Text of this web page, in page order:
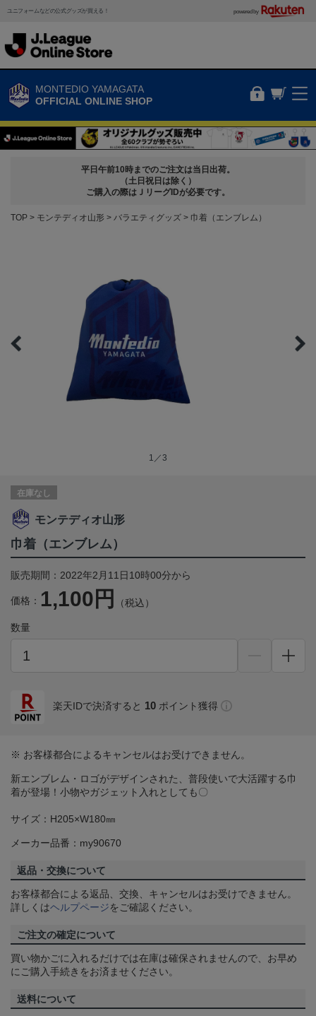
ユニフォームなどの公式グッズが買える！ powered by
MONTEDIO YAMAGATA
OFFICIAL ONLINE SHOP
平日午前10時までのご注文は当日出荷。
（土日祝日は除く）
ご購入の際はＪリーグIDが必要です。
TOP モンテディオ山形 バラエティグッズ 巾着（エンブレム）
1／3
在庫なし
モンテディオ山形
巾着（エンブレム）
販売期間：2022年2月11日10時00分から
価格： 1,100円 （税込）
数量
楽天IDで決済すると 10 ポイント獲得
※ お客様都合によるキャンセルはお受けできません。
新エンブレム・ロゴがデザインされた、普段使いで大活躍する巾
着が登場！小物やガジェット入れとしても〇
サイズ：H205×W180㎜
メーカー品番：my90670
返品・交換について
お客様都合による返品、交換、キャンセルはお受けできません。
詳しくはヘルプページをご確認ください。
ご注文の確定について
買い物かごに入れるだけでは在庫は確保されませんので、お早め
にご購入手続きをお済ませください。
送料について